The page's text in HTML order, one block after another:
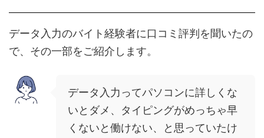
データ入力のバイト経験者に口コミ評判を聞いたの
で、その一部をご紹介します。
データ入力ってパソコンに詳しくな
いとダメ、タイピングがめっちゃ早
くないと働けない、と思っていたけ